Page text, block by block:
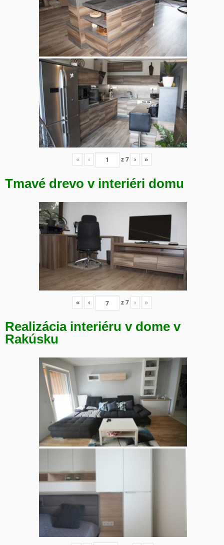
« ‹ z7 › »
Tmavé drevo v interiéri domu
« ‹ z7 › »
Realizácia interiéru v dome v
Rakúsku